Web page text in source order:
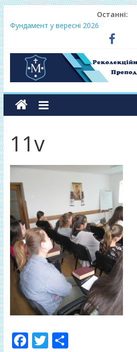
Останні:
Фундамент у вересні 2026
Одноденні реколекції «Таємниця
Фундамент у грудні 2026
Lectio Divina – єв.Матея 2026
Нове життя в Христі – осінь 2026
11v
F T П